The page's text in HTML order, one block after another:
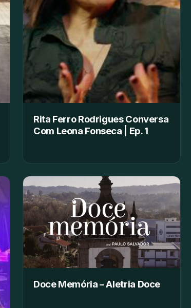
Rita Ferro Rodrigues Conversa
Com Leona Fonseca | Ep. 1
Doce Memória – Aletria Doce